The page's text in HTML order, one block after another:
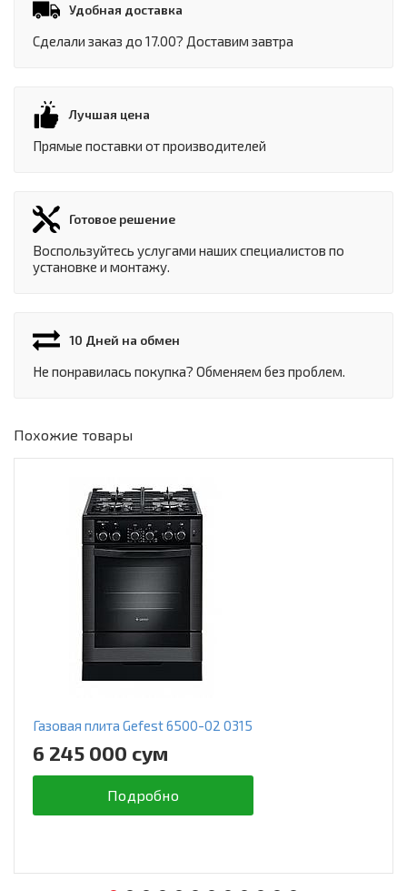
Удобная доставка
Сделали заказ до 17.00? Доставим завтра
Лучшая цена
Прямые поставки от производителей
Готовое решение
Воспользуйтесь услугами наших специалистов по
установке и монтажу.
10 Дней на обмен
Не понравилась покупка? Обменяем без проблем.
Похожие товары
Газовая плита Gefest 6500-02 0315
6 245 000 сум
Подробно